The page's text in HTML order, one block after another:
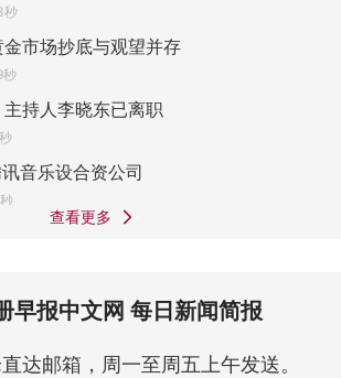
秒
市场抄底与观望并存
持人李晓东已离职
音乐设合资公司
查看更多
早报中文网 每日新闻简报
达邮箱，周一至周五上午发送。